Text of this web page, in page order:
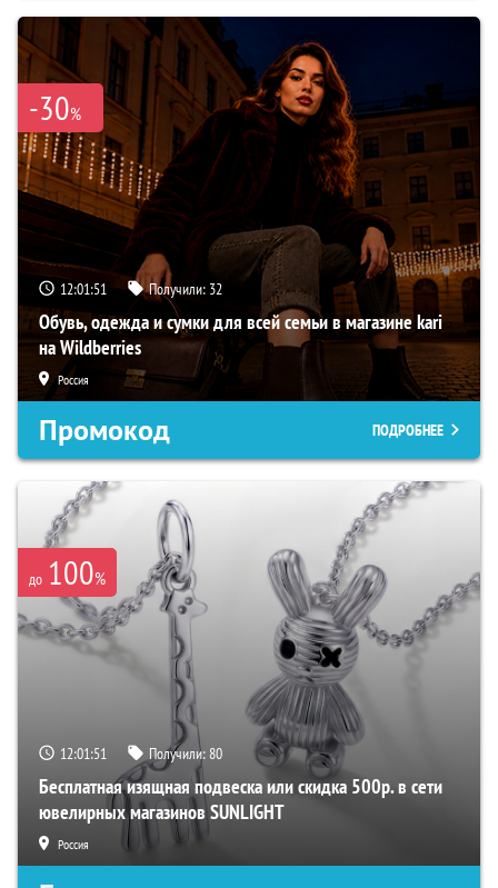
-30%
12:01:50 Получили: 32
Обувь, одежда и сумки для всей семьи в магазине kari
на Wildberries
Россия
Промокод ПОДРОБНЕЕ
до 100%
12:01:50 Получили: 80
Бесплатная изящная подвеска или скидка 500р. в сети
ювелирных магазинов SUNLIGHT
Россия